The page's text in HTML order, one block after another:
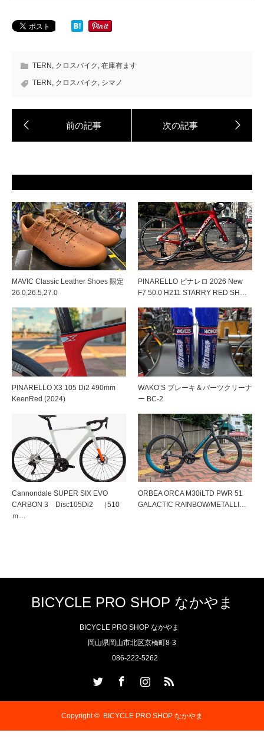
TERN クロスバイク 在庫有ます
TERN クロスバイク シマノ
MAVIC Classic Leather Shoes 限定
26.0,26.5,27.0
PINARELLO ピナレロ 2026 New
F7 50.0 H211 STARRY RED SH…
PINARELLO X3 105 Di2 490mm
KeenRed (2024)
WAKO’S ブレーキ＆パーツクリーナ
ー BC-2
Cannondale SUPER SIX EVO
CARBON 3 Disc105Di2 （510
ｍ…
ORBEA ORCA M30iLTD PWR 51
GALACTIC RAINBOW/METALLI…
BICYCLE PRO SHOP なかやま
BICYCLE PRO SHOP なかやま
岡山県岡山市北区京橋町8-3
086-222-5262
Copyright © BICYCLE PRO SHOP なかやま